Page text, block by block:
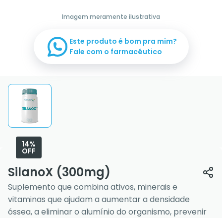
Imagem meramente ilustrativa
Este produto é bom pra mim?
Fale com o farmacêutico
14%
OFF
SilanoX (300mg)
Suplemento que combina ativos, minerais e
vitaminas que ajudam a aumentar a densidade
óssea, a eliminar o alumínio do organismo, prevenir